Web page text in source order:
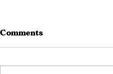
Comments